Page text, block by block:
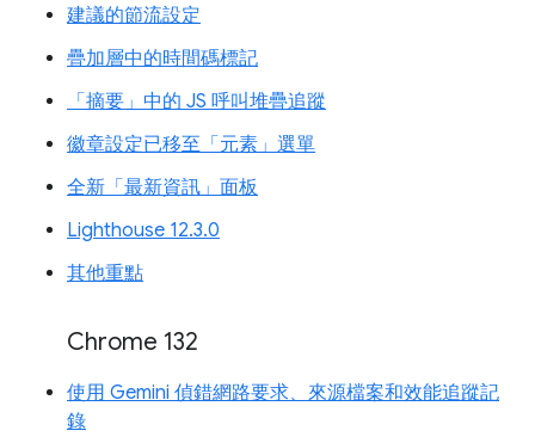
建議的節流設定
疊加層中的時間碼標記
「摘要」中的 JS 呼叫堆疊追蹤
徽章設定已移至「元素」選單
全新「最新資訊」面板
Lighthouse 12.3.0
其他重點
Chrome 132
使用 Gemini 偵錯網路要求、來源檔案和效能追蹤記
錄